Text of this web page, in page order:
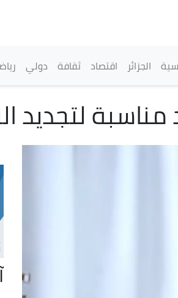
الرئيسيةالجزائر اقتصاد ثقافة دولي
لتجديد